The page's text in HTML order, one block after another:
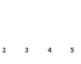
2 3 4 5